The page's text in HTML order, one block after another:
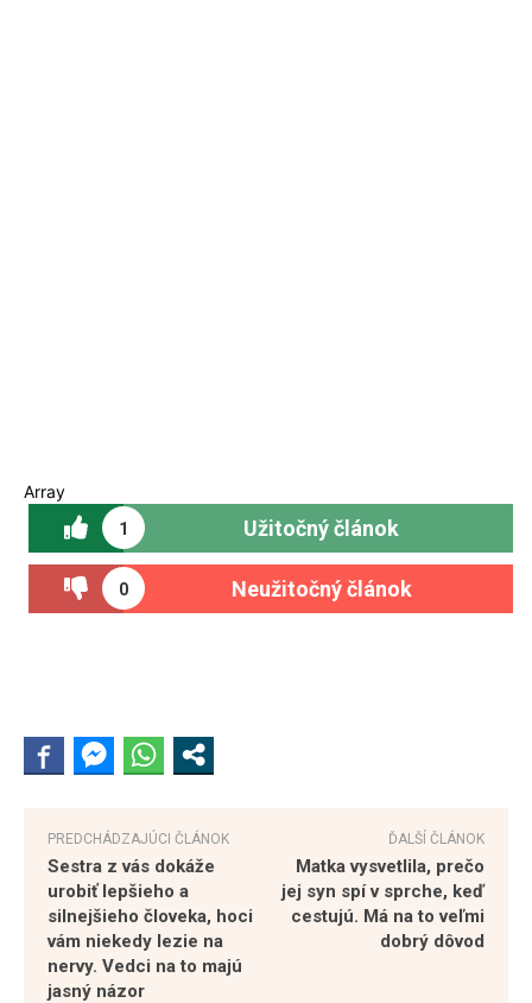
Array
1 Užitočný článok
0 Neužitočný článok
PREDCHÁDZAJÚCI ČLÁNOK
Sestra z vás dokáže
urobiť lepšieho a
silnejšieho človeka, hoci
vám niekedy lezie na
nervy. Vedci na to majú
jasný názor
ĎALŠÍ ČLÁNOK
Matka vysvetlila, prečo
jej syn spí v sprche, keď
cestujú. Má na to veľmi
dobrý dôvod